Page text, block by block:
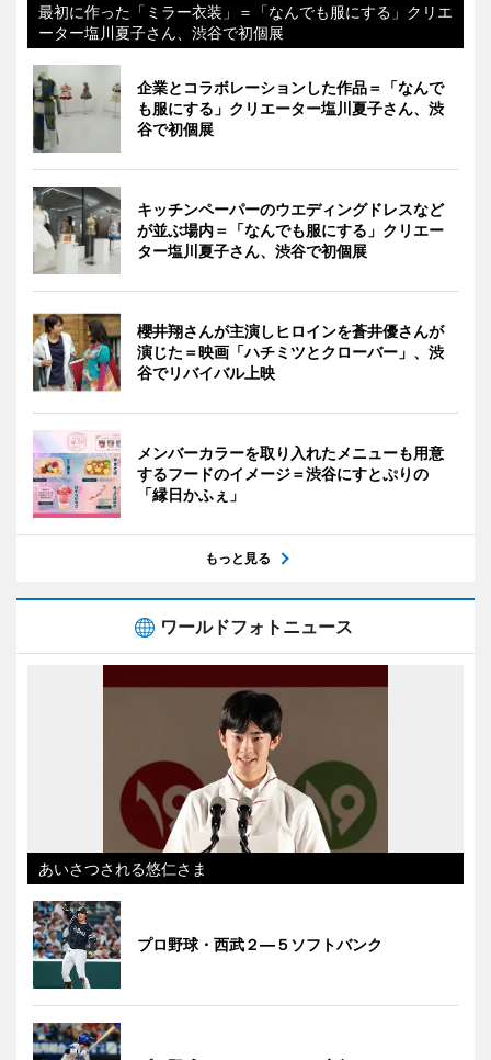
最初に作った「ミラー衣装」＝「なんでも服にする」クリエ
ーター塩川夏子さん、渋谷で初個展
企業とコラボレーションした作品＝「なんで
も服にする」クリエーター塩川夏子さん、渋
谷で初個展
キッチンペーパーのウエディングドレスなど
が並ぶ場内＝「なんでも服にする」クリエー
ター塩川夏子さん、渋谷で初個展
櫻井翔さんが主演しヒロインを蒼井優さんが
演じた＝映画「ハチミツとクローバー」、渋
谷でリバイバル上映
メンバーカラーを取り入れたメニューも用意
するフードのイメージ＝渋谷にすとぷりの
「縁日かふぇ」
もっと見る
ワールドフォトニュース
あいさつされる悠仁さま
プロ野球・西武２―５ソフトバンク